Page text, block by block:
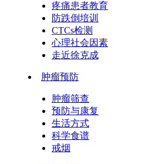
疼痛患者教育
防跌倒培训
CTCs检测
心理社会因素
走近徐克成
肿瘤预防
肿瘤筛查
预防与康复
生活方式
科学食谱
戒烟